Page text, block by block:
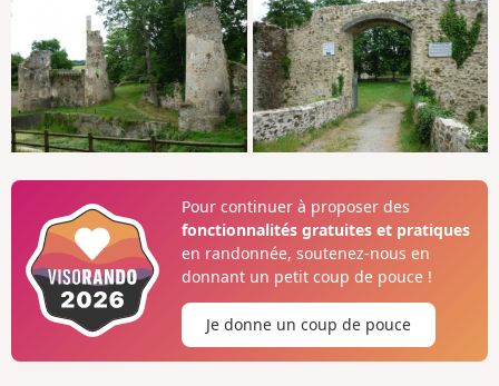
Pour continuer à proposer des
fonctionnalités gratuites et pratiques
en randonnée, soutenez-nous en
donnant un petit coup de pouce !
Je donne un coup de pouce